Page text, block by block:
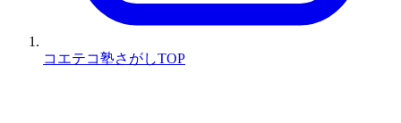
コエテコ塾さがしTOP